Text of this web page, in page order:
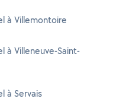
à Villemontoire
à Villeneuve-Saint-
à Servais